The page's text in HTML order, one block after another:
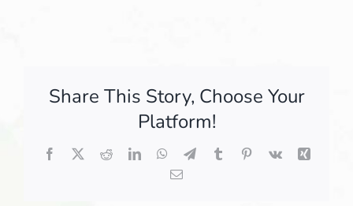
Share This Story, Choose Your
Platform!
Facebook
X RedditLinkedInWhatsApp
TelegramTumblrPinterest
Vk
Xing
Correo